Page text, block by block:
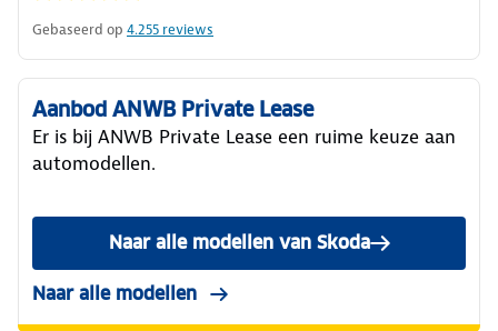
Gebaseerd op 4.255 reviews
Aanbod ANWB Private Lease
Er is bij ANWB Private Lease een ruime keuze aan
automodellen.
Naar alle modellen van Skoda
Naar alle modellen